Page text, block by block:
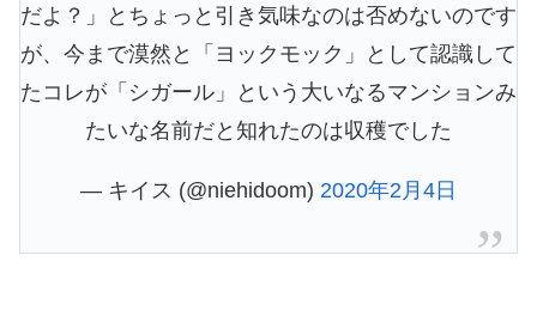
だよ？」とちょっと引き気味なのは否めないのです
が、今まで漠然と「ヨックモック」として認識して
たコレが「シガール」という大いなるマンションみ
たいな名前だと知れたのは収穫でした
— キイス (@niehidoom) 2020年2月4日